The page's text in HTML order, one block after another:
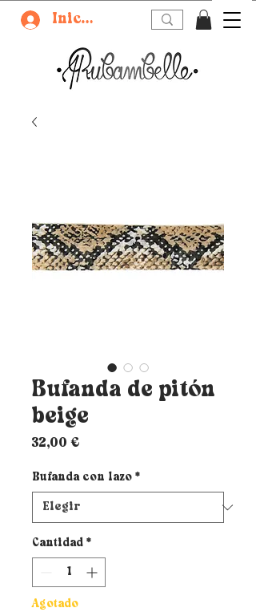
Iniciar sesión
Bufanda de pitón
beige
32,00 €
Bufanda con lazo *
Cantidad *
Agotado